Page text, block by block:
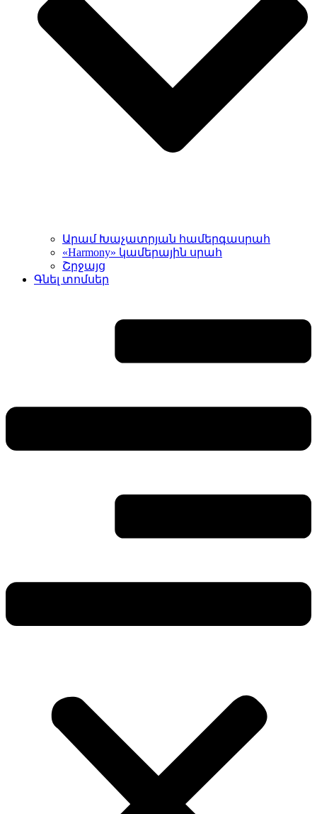
Արամ Խաչատրյան համերգասրահ
«Harmony» կամերային սրահ
Շրջայց
Գնել տոմսեր